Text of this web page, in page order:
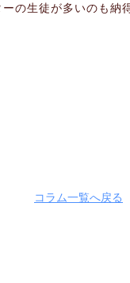
の生徒が多いのも納
コラム一覧へ戻る